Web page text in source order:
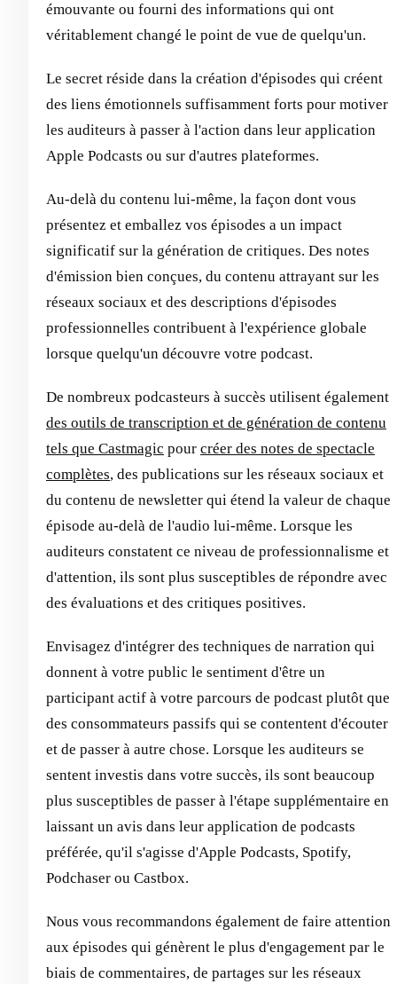
émouvante ou fourni des informations qui ont
véritablement changé le point de vue de quelqu'un.
Le secret réside dans la création d'épisodes qui créent
des liens émotionnels suffisamment forts pour motiver
les auditeurs à passer à l'action dans leur application
Apple Podcasts ou sur d'autres plateformes.
Au-delà du contenu lui-même, la façon dont vous
présentez et emballez vos épisodes a un impact
significatif sur la génération de critiques. Des notes
d'émission bien conçues, du contenu attrayant sur les
réseaux sociaux et des descriptions d'épisodes
professionnelles contribuent à l'expérience globale
lorsque quelqu'un découvre votre podcast.
De nombreux podcasteurs à succès utilisent également
des outils de transcription et de génération de contenu
tels que Castmagic pour créer des notes de spectacle
complètes, des publications sur les réseaux sociaux et
du contenu de newsletter qui étend la valeur de chaque
épisode au-delà de l'audio lui-même. Lorsque les
auditeurs constatent ce niveau de professionnalisme et
d'attention, ils sont plus susceptibles de répondre avec
des évaluations et des critiques positives.
Envisagez d'intégrer des techniques de narration qui
donnent à votre public le sentiment d'être un
participant actif à votre parcours de podcast plutôt que
des consommateurs passifs qui se contentent d'écouter
et de passer à autre chose. Lorsque les auditeurs se
sentent investis dans votre succès, ils sont beaucoup
plus susceptibles de passer à l'étape supplémentaire en
laissant un avis dans leur application de podcasts
préférée, qu'il s'agisse d'Apple Podcasts, Spotify,
Podchaser ou Castbox.
Nous vous recommandons également de faire attention
aux épisodes qui génèrent le plus d'engagement par le
biais de commentaires, de partages sur les réseaux